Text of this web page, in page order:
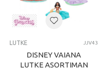
LUTKE JJV43
DISNEY VAIANA
LUTKE ASORTIMAN